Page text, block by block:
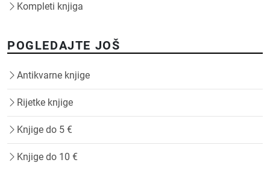
Kompleti knjiga
POGLEDAJTE JOŠ
Antikvarne knjige
Rijetke knjige
Knjige do 5 €
Knjige do 10 €